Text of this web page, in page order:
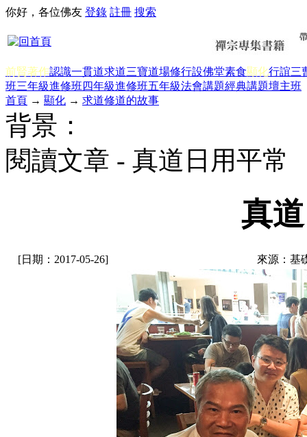
你好，各位佛友 登錄 註冊 搜索
前賢著作認識一貫道求道三寶道場修行設佛堂素食顯化行誼三
班三年級進修班四年級進修班五年級法會講題經典講題壇主班
首頁 → 顯化 → 求道修道的故事
背景：
閱讀文章 - 真道日用平常
真
[日期：2017-05-26] 來源：基